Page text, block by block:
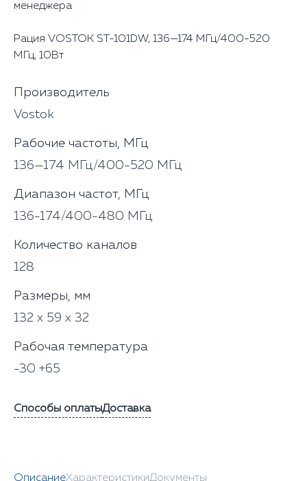
менеджера
Рация VOSTOK ST-101DW, 136—174 МГц/400-520
МГц, 10Вт
Производитель
Vostok
Рабочие частоты, МГц
136—174 МГц/400-520 МГц
Диапазон частот, МГц
136-174/400-480 МГц
Количество каналов
128
Размеры, мм
132 х 59 х 32
Рабочая температура
-30 +65
Способы оплатыДоставка
ОписаниеХарактеристикиДокументы